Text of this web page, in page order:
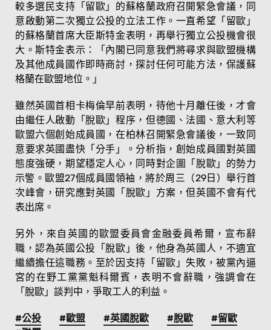
較多選民支持「留歐」的蘇格蘭政府召開緊急會議，同
意啟動第二次獨立公投的立法工作。一直希望「留歐」
的蘇格蘭首席大臣斯特金表明，再舉行獨立公投機會很
大。斯特金表示：「內閣已同意我們將尋求與歐盟機構
及其他成員國作即時商討，探討任何可能方法，保護蘇
格蘭在歐盟地位。」
雖然英國首相卡梅倫早前表明，待他十月離任後，才會
由繼任人啟動「脫歐」程序，但德國、法國、意大利等
歐盟六個創始成員國，在柏林召開緊急會議後，一致同
意要求英國盡快「分手」。分析指，創始成員國對英國
態度強硬，期望穩定人心，同時對企圖「脫歐」的勢力
示警。歐盟27個成員國領袖，將於周三（29日）舉行首
次峰會，研究應對英國「脫歐」方案，但英國不會有代
表出席。
另外，來自英國的歐盟委員會金融委員希爾，宣布辭
職，認為英國公投「脫歐」後，他身為英國人，不適宜
繼續擔任這職務。至於因支持「留歐」失敗，被黨內逼
宮的在野工黨黨魁科爾賓，表明不會辭職，強調會在
「脫歐」談判中，爭取工人的利益。
#公投 #歐盟 #英國脫歐 #脫歐
#留歐